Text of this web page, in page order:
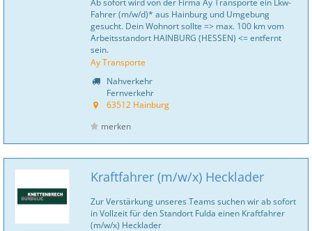
Fahrer (m/w/d)* aus Hainburg und Umgebung
gesucht. Dein Wohnort sollte => max. 100 km vom
Arbeitsstandort HAINBURG (HESSEN) <= entfernt
sein.
Ay Transporte
Nahverkehr
Fernverkehr
63512 Hainburg
merken
Kraftfahrer (m/w/x) Hecklader
Zur Verstärkung unseres Teams suchen wir ab sofort
in Vollzeit für den Standort Fulda einen Kraftfahrer
(m/w/x) Hecklader